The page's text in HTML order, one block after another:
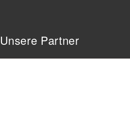
Unsere Partner